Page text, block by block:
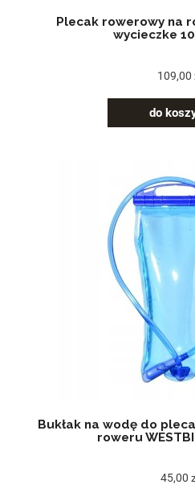
Plecak rowerowy na
wycieczke
109,00
do
Bukłak na wodę do
roweru
45,00